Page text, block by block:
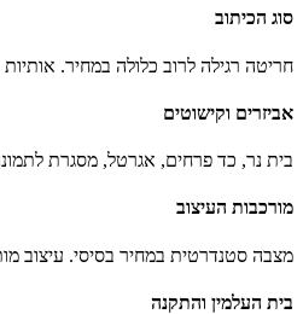
סוג הכיתוב
חריטה רגילה לרוב כלולה במחיר. אותיות בולטות מברונזה
אביזרים וקישוטים
בית נר, כד פרחים, אגרטל, מסגרת
מורכבות העיצוב
מצבה סטנדרטית במחיר בסיסי. עיצוב
בית העלמין והתקנה